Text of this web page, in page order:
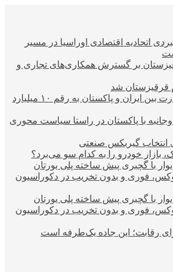
اتحادیه اقتصادی اوراسیا در مسیر
بر گسترش همکاری‌های تجاری و
شد
افزایش حجم تجارت بین ایران و پاکستان به رقم ۱۰ میلیارد
با پاکستان در راستا سیاست محوری
انتخاب گیربکس صنعتی
بازار خودرو را به کدام سو می‌برد؟
با گچبری پیش ساخته پلی یورتان
فوری و بدون تخریب در دکوراسیون
با گچبری پیش ساخته پلی یورتان
فوری و بدون تخریب در دکوراسیون